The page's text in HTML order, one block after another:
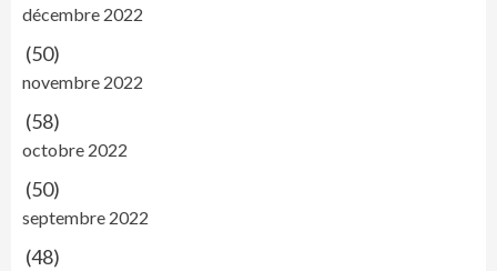
décembre 2022
(50)
novembre 2022
(58)
octobre 2022
(50)
septembre 2022
(48)